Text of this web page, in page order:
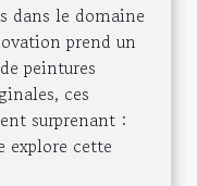
dans le domaine
prend un
peintures
ces
surprenant :
explore cette